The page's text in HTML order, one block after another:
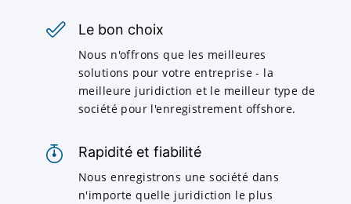
Le bon choix
Nous n'offrons que les meilleures
solutions pour votre entreprise - la
meilleure juridiction et le meilleur type de
société pour l'enregistrement offshore.
Rapidité et fiabilité
Nous enregistrons une société dans
n'importe quelle juridiction le plus